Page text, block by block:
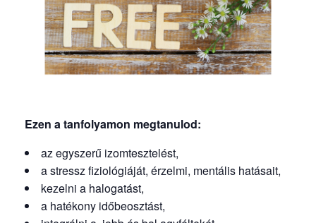
Ezen a tanfolyamon megtanulod:
az egyszerű izomtesztelést,
a stressz fiziológiáját, érzelmi, mentális hatásait,
kezelni a halogatást,
a hatékony időbeosztást,